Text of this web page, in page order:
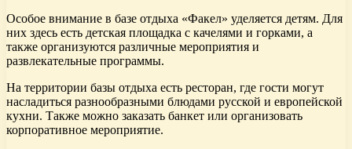
Особое внимание в базе отдыха «Факел» уделяется детям. Для
них здесь есть детская площадка с качелями и горками, а
также организуются различные мероприятия и
развлекательные программы.
На территории базы отдыха есть ресторан, где гости могут
насладиться разнообразными блюдами русской и европейской
кухни. Также можно заказать банкет или организовать
корпоративное мероприятие.